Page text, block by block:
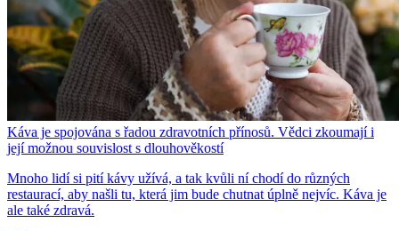
Káva je spojována s řadou zdravotních přínosů. Vědci zkoumají i
její možnou souvislost s dlouhověkostí
Mnoho lidí si pití kávy užívá, a tak kvůli ní chodí do různých
restaurací, aby našli tu, která jim bude chutnat úplně nejvíc. Káva je
ale také zdravá.